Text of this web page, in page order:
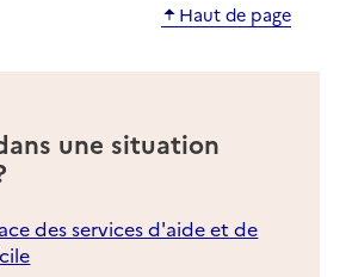
Haut de page
une situation
des services d'aide et de